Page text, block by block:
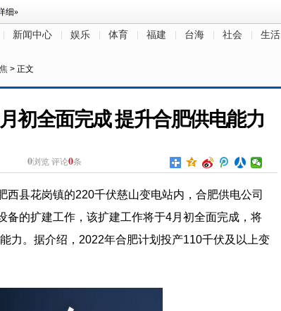
新闻中心 娱乐 体育 福建 台海 社会 生活
> 正文
初全面完成 提升合肥供电能力
0浏览 评论0条
西县花岗镇的220千伏慈山变电站内，合肥供电公司
备的扩建工作，该扩建工作将于4月初全面完成，将
力。据介绍，2022年合肥计划投产110千伏及以上变